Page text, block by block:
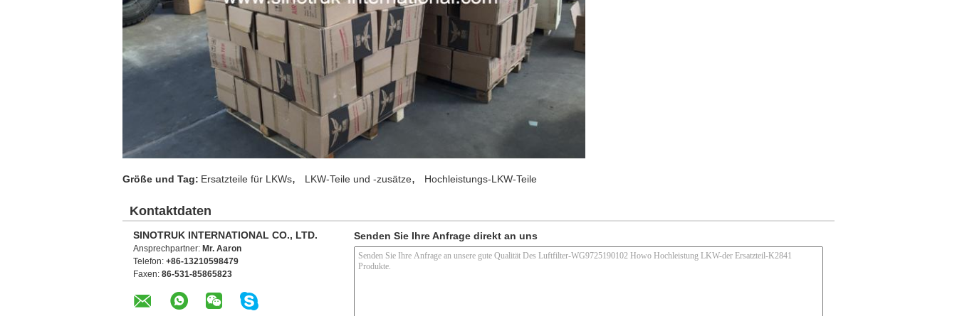
Größe und Tag: Ersatzteile für LKWs, LKW-Teile und -zusätze, Hochleistungs-LKW-Teile
Kontaktdaten
SINOTRUK INTERNATIONAL CO., LTD.
Ansprechpartner: Mr. Aaron
Telefon: +86-13210598479
Faxen: 86-531-85865823
Senden Sie Ihre Anfrage direkt an uns